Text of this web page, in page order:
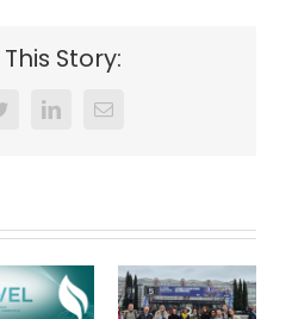
Story:
LinkedInEmail